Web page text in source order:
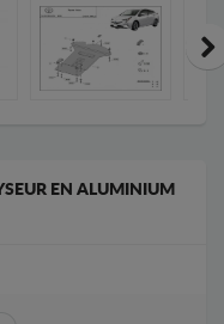
EN ALUMINIUM